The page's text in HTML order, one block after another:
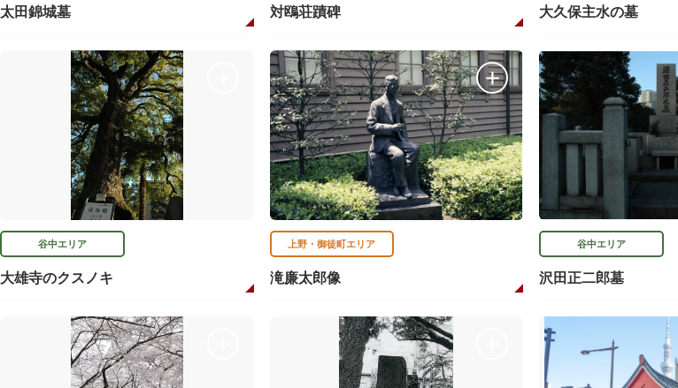
太田錦城墓 対鴎荘蹟碑 大久保主水の墓
谷中エリア
大雄寺のクスノキ
上野・御徒町エリア
滝廉太郎像
谷中エリア
沢田正二郎墓